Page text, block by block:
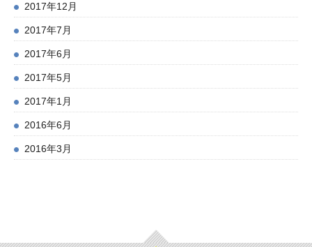
2017年12月
2017年7月
2017年6月
2017年5月
2017年1月
2016年6月
2016年3月